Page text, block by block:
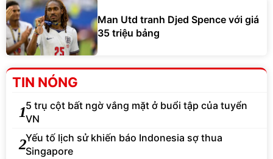
Man Utd tranh Djed Spence với giá
35 triệu bảng
TIN NÓNG
15 trụ cột bất ngờ vắng mặt ở buổi tập của tuyển
VN
2Yếu tố lịch sử khiến báo Indonesia sợ thua
Singapore